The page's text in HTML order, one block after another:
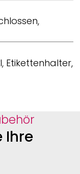
Etikettenhalter,
Ihre